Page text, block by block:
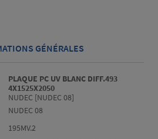
GÉNÉRALES
PLAQUE PC UV BLANC DIFF.493
4X1525X2050
NUDEC [NUDEC 08]
NUDEC 08
195MV.2